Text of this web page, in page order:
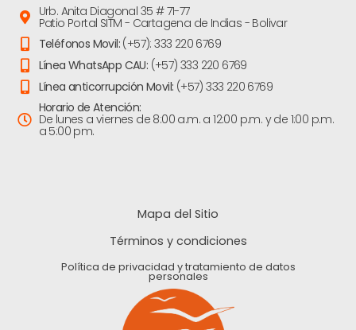
Urb. Anita Diagonal 35 # 71-77
Patio Portal SITM - Cartagena de Indias - Bolivar
Teléfonos Movil: (+57): 333 220 6769
Línea WhatsApp CAU: (+57) 333 220 6769
Línea anticorrupción Movil: (+57) 333 220 6769
Horario de Atención:
De lunes a viernes de 8:00 a.m. a 12:00 p.m. y de 1:00 p.m.
a 5:00 pm.
Mapa del Sitio
Términos y condiciones
Política de privacidad y tratamiento de datos
personales